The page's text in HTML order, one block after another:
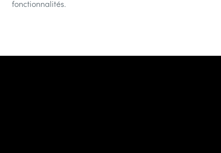
fonctionnalités.